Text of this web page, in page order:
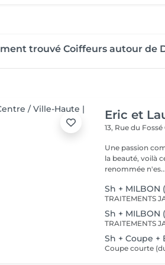
trouvé Coiffeurs autour de
Eric et
13, Rue du Fossé
Une passion
la beauté, voilà
renommée n'es...
Sh +
Sh +
Sh + Coupe +